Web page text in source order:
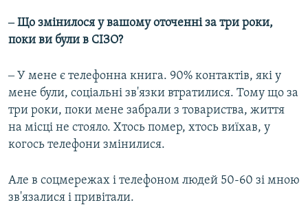
‒ Що змінилося у вашому оточенні за три роки,
поки ви були в СІЗО?
‒ У мене є телефонна книга. 90% контактів, які у
мене були, соціальні зв'язки втратилися. Тому що за
три роки, поки мене забрали з товариства, життя
на місці не стояло. Хтось помер, хтось виїхав, у
когось телефони змінилися.
Але в соцмережах і телефоном людей 50-60 зі мною
зв'язалися і привітали.